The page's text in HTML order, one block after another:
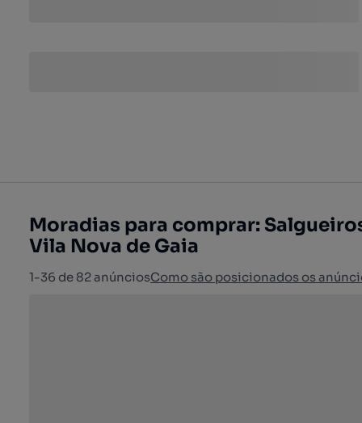
Moradias para comprar:
Vila Nova de Gaia
1-36 de 82 anúnciosComo são posicionados os